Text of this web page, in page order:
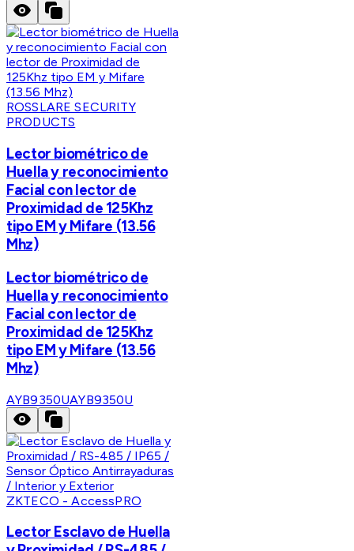
ROSSLARE SECURITY
PRODUCTS
Lector biométrico de
Huella y reconocimiento
Facial con lector de
Proximidad de 125Khz
tipo EM y Mifare (13.56
Mhz)
Lector biométrico de
Huella y reconocimiento
Facial con lector de
Proximidad de 125Khz
tipo EM y Mifare (13.56
Mhz)
AYB9350UAYB9350U
ZKTECO - AccessPRO
Lector Esclavo de Huella